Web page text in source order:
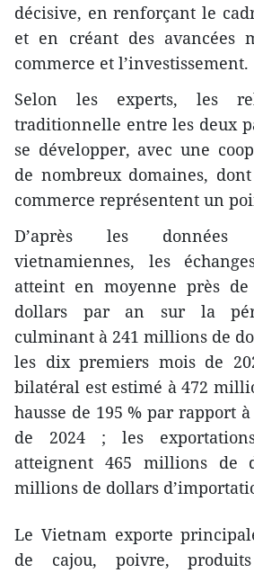
décisive, en renforçant le
et en créant des avancées
commerce et l’investissement.
Selon les experts, les
traditionnelle entre les deux
se développer, avec une
de nombreux domaines,
commerce représentent un
D’après les données
vietnamiennes, les
atteint en moyenne près
dollars par an sur la
culminant à 241 millions de
les dix premiers mois de
bilatéral est estimé à 472
hausse de 195 % par rapport
de 2024 ; les
atteignent 465 millions de
millions de dollars
Le Vietnam exporte
de cajou, poivre,